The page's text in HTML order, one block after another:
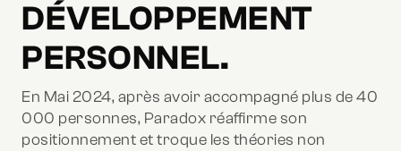
DÉVELOPPEMENT
PERSONNEL.
En Mai 2024, après avoir accompagné plus de 40
000 personnes, Paradox réaffirme son
positionnement et troque les théories non